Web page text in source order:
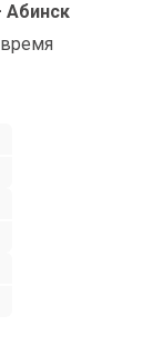
Абинск